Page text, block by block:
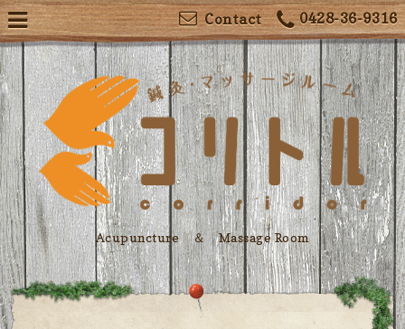
0428-36-9316
Contact
Acupuncture ＆ Massage Room